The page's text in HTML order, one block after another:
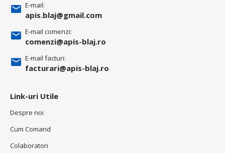
E-mail:
apis.blaj@gmail.com
E-mail comenzi:
comenzi@apis-blaj.ro
E-mail facturi:
facturari@apis-blaj.ro
Link-uri Utile
Despre noi
Cum Comand
Colaboratori